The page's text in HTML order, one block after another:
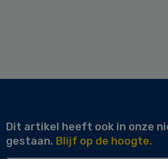
Dit artikel heeft ook in onze
gestaan. Blijf op de hoogte.